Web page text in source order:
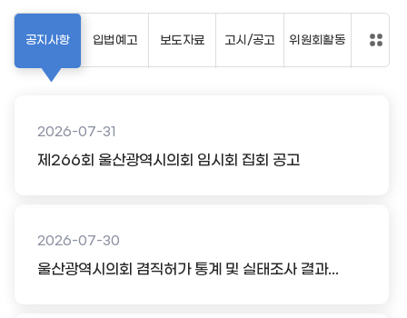
공지사항
2026-07-31
제266회 울산광역시의회 임시회 집회 공고
2026-07-30
울산광역시의회 겸직허가 통계 및 실태조사 결과...
입법예고 보도자료 고시/공고 위원회활동